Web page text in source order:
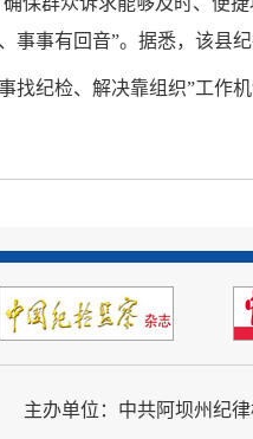
事事有回音”。据悉，该县
找纪检、解决靠组织”工作
主办单位：中共阿坝州纪